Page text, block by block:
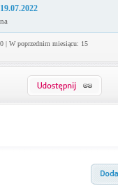
| W poprzednim miesiącu: 15